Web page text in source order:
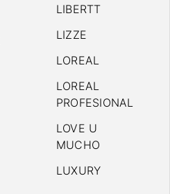
LIBERTT
LIZZE
LOREAL
LOREAL
PROFESIONAL
LOVE U
MUCHO
LUXURY